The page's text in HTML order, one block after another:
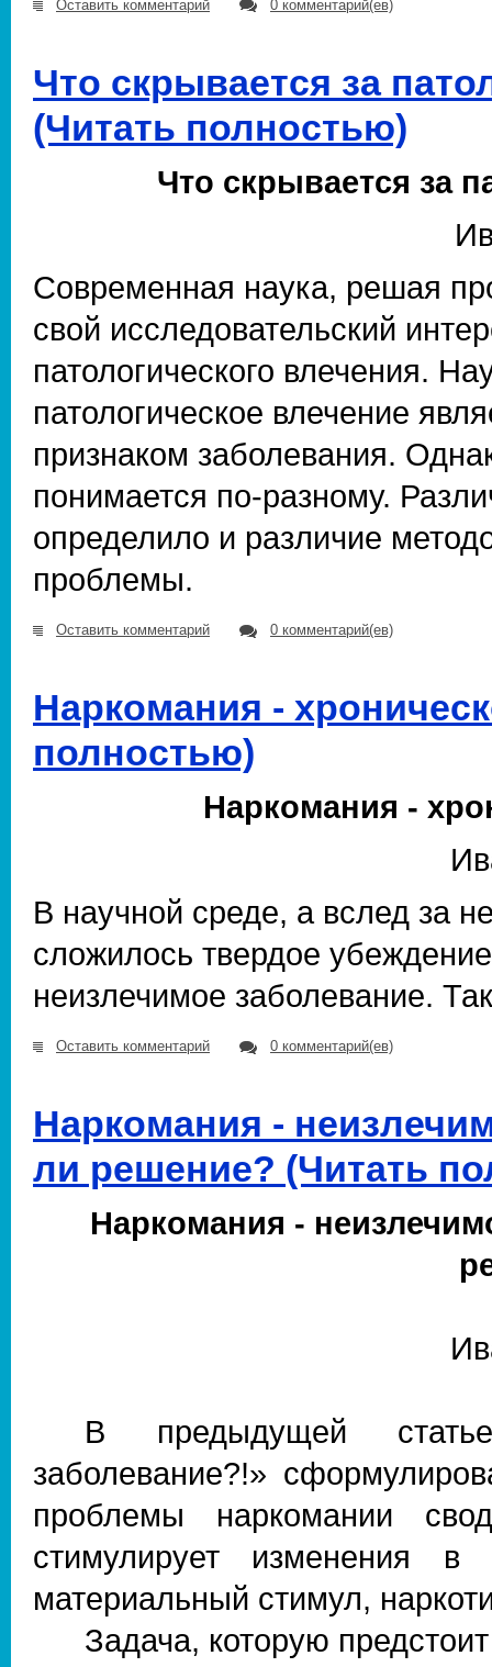
Оставить комментарий 0 комментарий(ев)
Что скрывается за
(Читать полностью)
Что скрывается за
Современная наука, решая
свой исследовательский
патологического влечения.
патологическое влечение
признаком заболевания.
понимается по-разному.
определило и различие
проблемы.
Оставить комментарий 0 комментарий(ев)
Наркомания -
полностью)
Наркомания -
В научной среде, а вслед за
сложилось твердое
неизлечимое заболевание.
Оставить комментарий 0 комментарий(ев)
Наркомания -
ли решение? (Читать
Наркомания -
В предыдущей
заболевание?!»
проблемы наркомании
стимулирует изменения
материальный стимул,
Задача, которую